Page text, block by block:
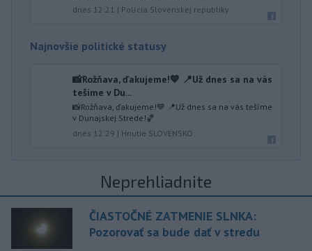
dnes 12:21 | Polícia Slovenskej republiky
Najnovšie politické statusy
📸Rožňava, ďakujeme!💙 📍Už dnes sa na vás
tešíme v Du...
📸Rožňava, ďakujeme!💙 📍Už dnes sa na vás tešíme
v Dunajskej Strede!🏀
dnes 12:29 | Hnutie SLOVENSKO
Neprehliadnite
ČIASTOČNÉ ZATMENIE SLNKA:
Pozorovať sa bude dať v stredu